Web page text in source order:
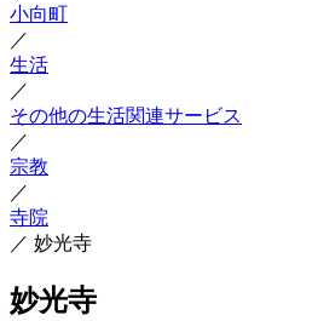
小向町
／
生活
／
その他の生活関連サービス
／
宗教
／
寺院
／ 妙光寺
妙光寺